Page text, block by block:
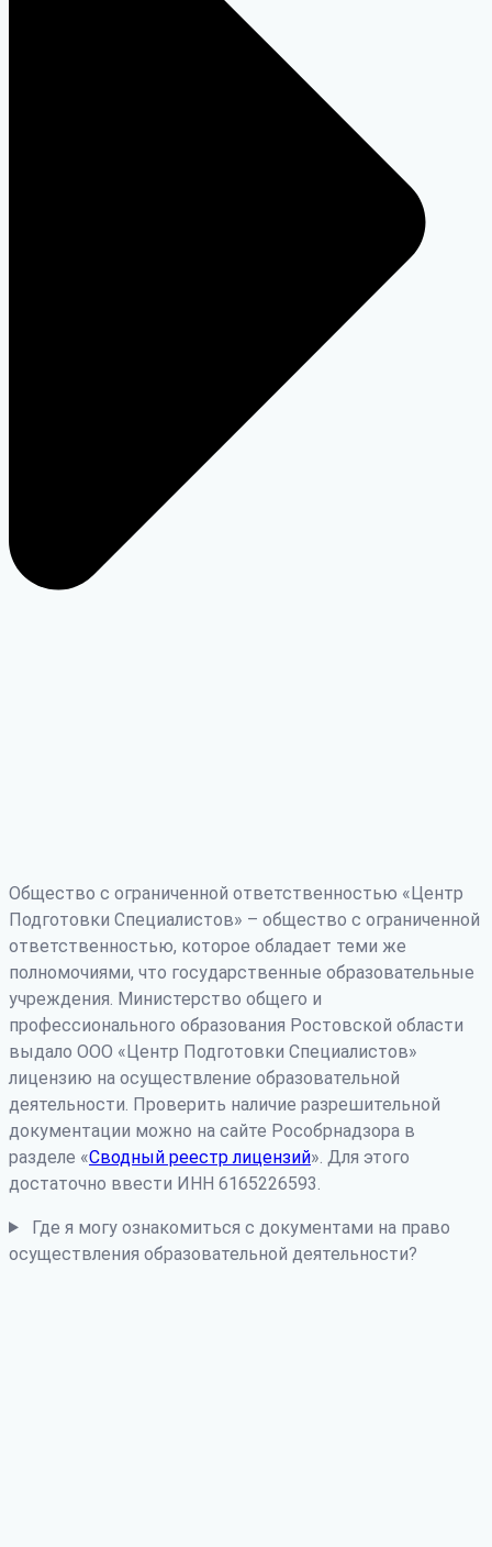
Общество с ограниченной ответственностью «Центр
Подготовки Специалистов» – общество с ограниченной
ответственностью, которое обладает теми же
полномочиями, что государственные образовательные
учреждения. Министерство общего и
профессионального образования Ростовской области
выдало ООО «Центр Подготовки Специалистов»
лицензию на осуществление образовательной
деятельности. Проверить наличие разрешительной
документации можно на сайте Рособрнадзора в
разделе «Сводный реестр лицензий». Для этого
достаточно ввести ИНН 6165226593.
Где я могу ознакомиться с документами на право
осуществления образовательной деятельности?